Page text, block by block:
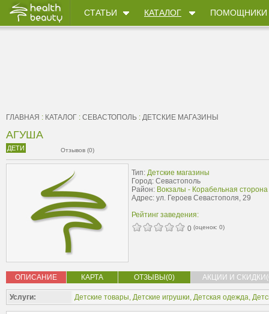
СТАТЬИ КАТАЛОГ ПОМОЩНИКИ
ГЛАВНАЯ : КАТАЛОГ : СЕВАСТОПОЛЬ : ДЕТСКИЕ МАГАЗИНЫ
АГУША
ДЕТИ Отзывов (0)
Тип: Детские магазины
Город: Севастополь
Район: Вокзалы - Корабельная сторона
Адрес: ул. Героев Севастополя, 29
Рейтинг заведения:
0 (оценок: 0)
ОПИСАНИЕ КАРТА ОТЗЫВЫ(0) АКЦИИ И
Услуги: Детские товары, Детские игрушки, Детская одежда,